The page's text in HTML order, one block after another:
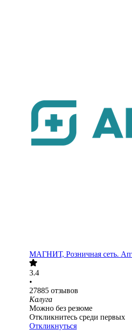
МАГНИТ, Розничная сеть.
3.4
•
27885 отзывов
Калуга
Можно без резюме
Откликнитесь среди первых
Откликнуться